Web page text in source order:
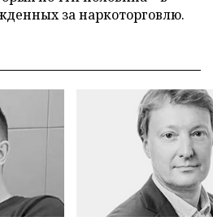
за наркоторговлю.